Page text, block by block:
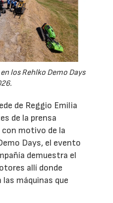
los Rehlko Demo Days
de Reggio Emilia
de la prensa
con motivo de la
Days, el evento
demuestra el
allí donde
máquinas que